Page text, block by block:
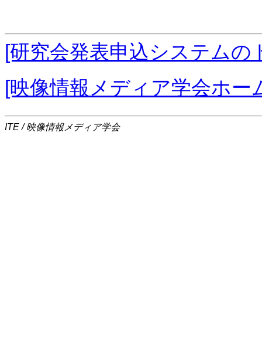
[研究会発表申込システム
[映像情報メディア学会ホー
ITE / 映像情報メディア学会